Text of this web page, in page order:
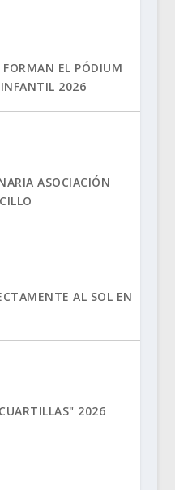
EL PÓDIUM
INFANTIL 2026
ASOCIACIÓN
AL SOL EN
2026